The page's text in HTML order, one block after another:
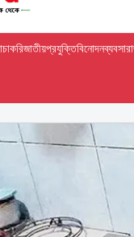
চাকরিজাতীয়প্রযুক্তিবিনোদনব্যবসা